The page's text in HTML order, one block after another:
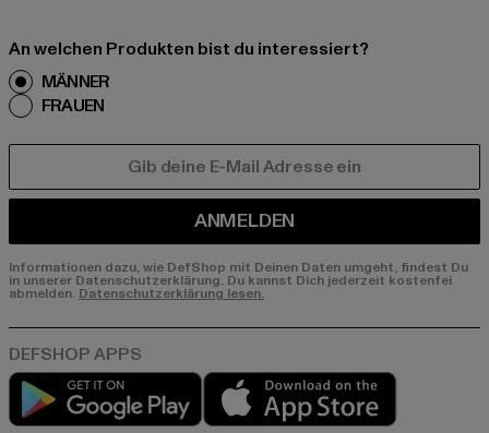
An welchen Produkten bist du interessiert?
MÄNNER
FRAUEN
ANMELDEN
Informationen dazu, wie DefShop mit Deinen Daten umgeht, findest Du
in unserer Datenschutzerklärung. Du kannst Dich jederzeit kostenfei
abmelden. Datenschutzerklärung lesen.
Play market